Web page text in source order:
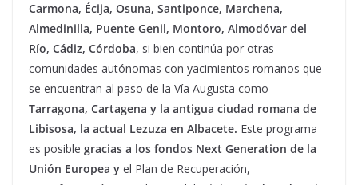
Carmona, Écija, Osuna, Santiponce, Marchena,
Almedinilla, Puente Genil, Montoro, Almodóvar del
Río, Cádiz, Córdoba, si bien continúa por otras
comunidades autónomas con yacimientos romanos que
se encuentran al paso de la Vía Augusta como
Tarragona, Cartagena y la antigua ciudad romana de
Libisosa, la actual Lezuza en Albacete. Este programa
es posible gracias a los fondos Next Generation de la
Unión Europea y el Plan de Recuperación,